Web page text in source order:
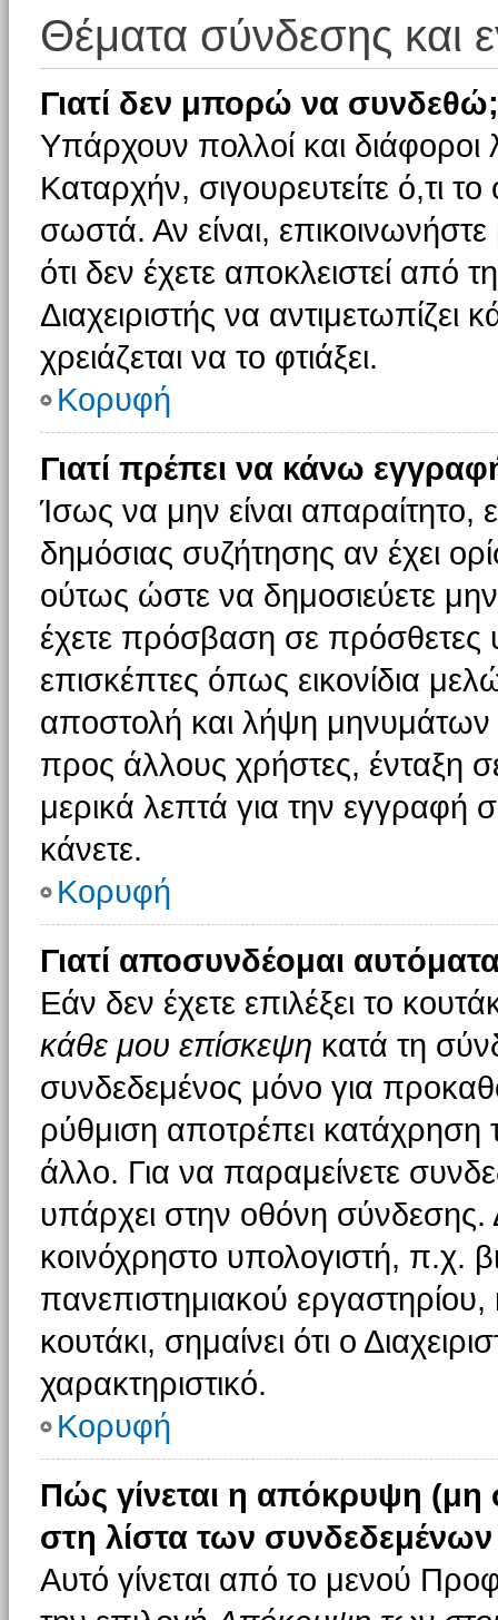
Θέματα σύνδεσης και
Γιατί δεν μπορώ να συνδεθώ;
Υπάρχουν πολλοί και
Καταρχήν, σιγουρευτείτε ό,τι
σωστά. Αν είναι, επικοινωνήστε
ότι δεν έχετε αποκλειστεί από
Διαχειριστής να αντιμετωπίζει
χρειάζεται να το φτιάξει.
Κορυφή
Γιατί πρέπει να κάνω
Ίσως να μην είναι απαραίτητο,
δημόσιας συζήτησης αν έχει
ούτως ώστε να δημοσιεύετε
έχετε πρόσβαση σε πρόσθετες
επισκέπτες όπως εικονίδια
αποστολή και λήψη μηνυμάτων
προς άλλους χρήστες, ένταξη
μερικά λεπτά για την
κάνετε.
Κορυφή
Γιατί αποσυνδέομαι
Εάν δεν έχετε επιλέξει το
κάθε μου επίσκεψη κατά τη
συνδεδεμένος μόνο για
ρύθμιση αποτρέπει
άλλο. Για να παραμείνετε
υπάρχει στην οθόνη σύνδεσης.
κοινόχρηστο υπολογιστή, π.χ.
πανεπιστημιακού
κουτάκι, σημαίνει ότι ο
χαρακτηριστικό.
Κορυφή
Πώς γίνεται η απόκρυψη
στη λίστα των
Αυτό γίνεται από το μενού